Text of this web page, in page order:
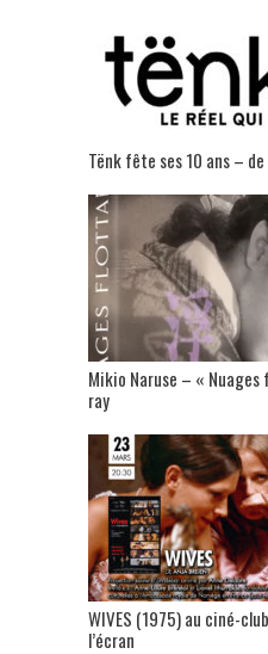
Tënk fête ses 10 ans –
Mikio Naruse – «
ray
WIVES (1975) au ciné-
l’écran